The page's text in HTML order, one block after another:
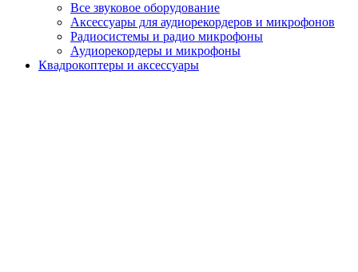
Все звуковое оборудование
Аксессуары для аудиорекордеров и микрофонов
Радиосистемы и радио микрофоны
Аудиорекордеры и микрофоны
Квадрокоптеры и аксессуары